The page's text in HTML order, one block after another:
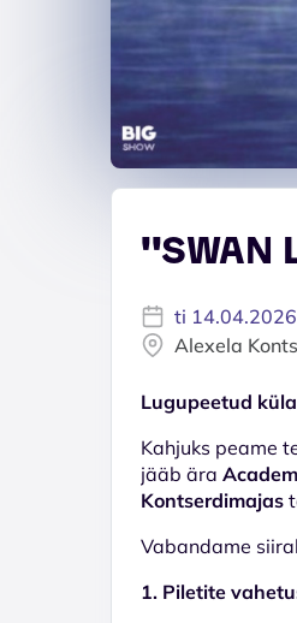
ti
Alexela
Lugupeetud
Kahjuks peame
jääb ära
Kontserdimajas
Vabandame
1. Piletite